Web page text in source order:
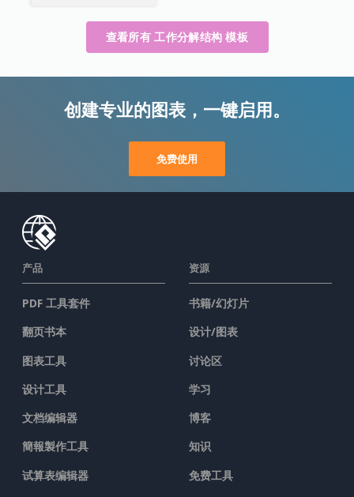
查看所有 工作分解结构 模板
创建专业的图表，一键启用。
免费使用
产品
PDF 工具套件
翻页书本
图表工具
设计工具
文档编辑器
簡報製作工具
试算表编辑器
资源
书籍/幻灯片
设计/图表
讨论区
学习
博客
知识
免费工具